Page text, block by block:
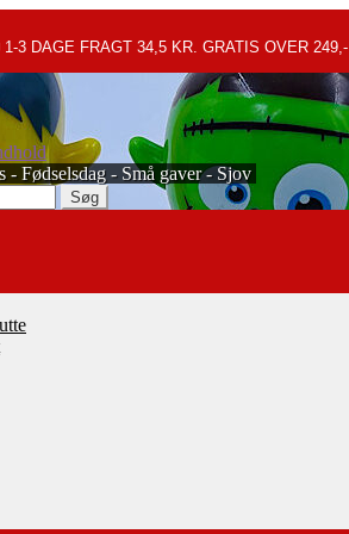
3 DAGE FRAGT 34,5 KR. GRATIS OVER 249,-
Søg